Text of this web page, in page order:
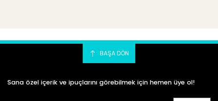
BAŞA DÖN
Sana özel içerik ve ipuçlarını görebilmek için hemen üye ol!